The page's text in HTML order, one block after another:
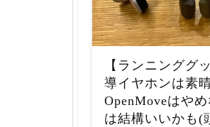
【ランニンググ
導イヤホンは素
OpenMoveはや
は結構いいかも(